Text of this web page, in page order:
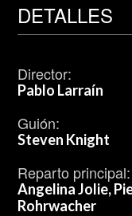
DETALLES
Director:
Pablo Larraín
Guión:
Steven Knight
Reparto principal:
Angelina Jolie,
Rohrwacher